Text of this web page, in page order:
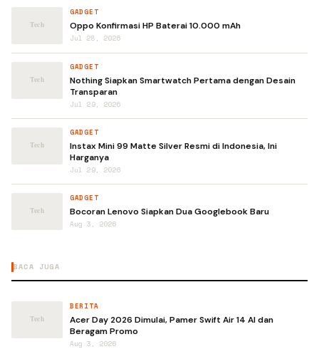
GADGET
Oppo Konfirmasi HP Baterai 10.000 mAh
Jul 28, 2026
GADGET
Nothing Siapkan Smartwatch Pertama dengan Desain
Transparan
Jul 29, 2026
GADGET
Instax Mini 99 Matte Silver Resmi di Indonesia, Ini
Harganya
Jul 29, 2026
GADGET
Bocoran Lenovo Siapkan Dua Googlebook Baru
Aug 3, 2026
BACA JUGA
BERITA
Acer Day 2026 Dimulai, Pamer Swift Air 14 AI dan
Beragam Promo
Aug 3, 2026